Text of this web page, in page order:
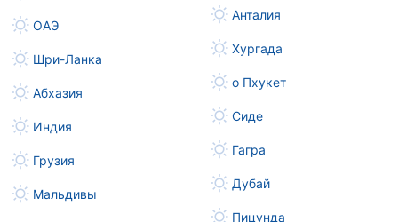
ОАЭ
Шри-Ланка
Абхазия
Индия
Грузия
Мальдивы
Анталия
Хургада
о Пхукет
Сиде
Гагра
Дубай
Пицунда